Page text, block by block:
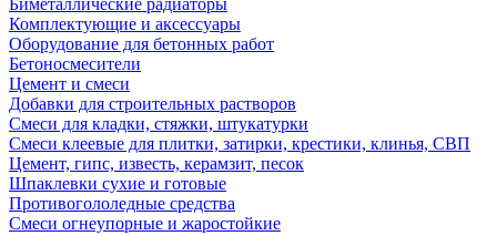
Биметаллические радиаторы
Комплектующие и аксессуары
Оборудование для бетонных работ
Бетоносмесители
Цемент и смеси
Добавки для строительных растворов
Смеси для кладки, стяжки, штукатурки
Смеси клеевые для плитки, затирки, крестики, клинья, СВП
Цемент, гипс, известь, керамзит, песок
Шпаклевки сухие и готовые
Противогололедные средства
Смеси огнеупорные и жаростойкие